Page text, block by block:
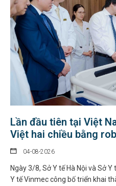
Lần đầu tiên tại Việt
Việt hai chiều bằng
04-08-2026
Ngày 3/8, Sở Y tế Hà Nội và Sở
Y tế Vinmec công bố triển khai